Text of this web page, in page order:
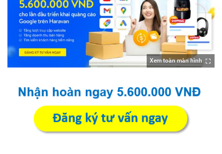
Xem toàn màn hình